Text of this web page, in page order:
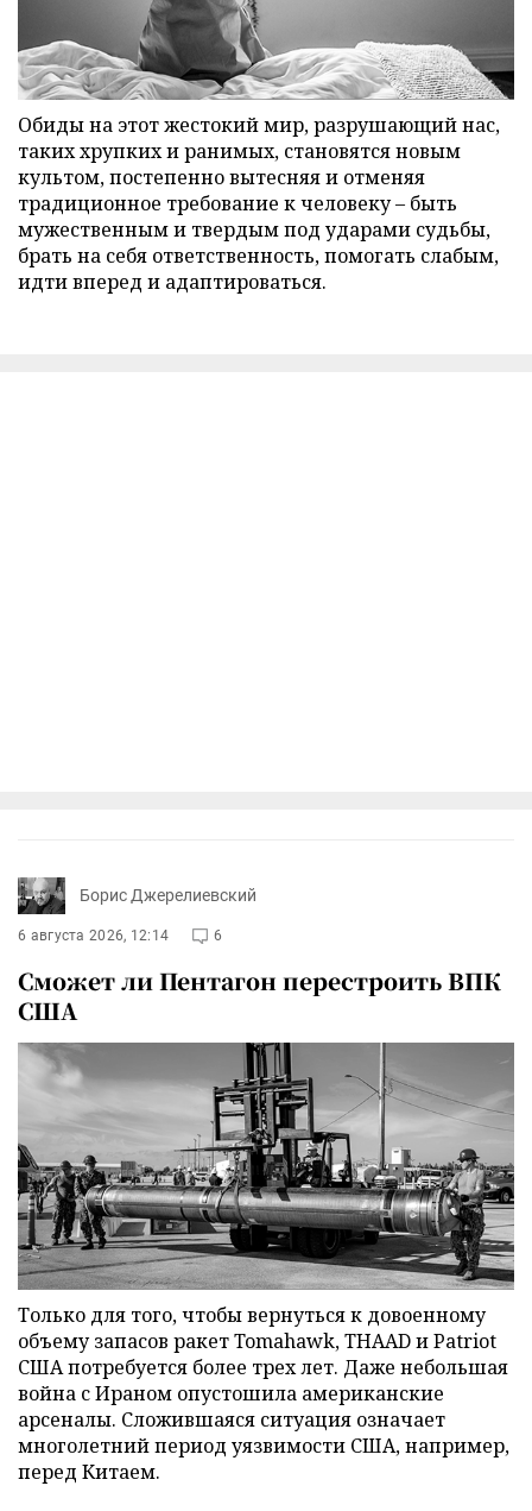
Обиды на этот жестокий мир, разрушающий нас,
таких хрупких и ранимых, становятся новым
культом, постепенно вытесняя и отменяя
традиционное требование к человеку – быть
мужественным и твердым под ударами судьбы,
брать на себя ответственность, помогать слабым,
идти вперед и адаптироваться.
Борис Джерелиевский
6 августа 2026, 12:14 6
Сможет ли Пентагон перестроить ВПК
США
Только для того, чтобы вернуться к довоенному
объему запасов ракет Tomahawk, THAAD и Patriot
США потребуется более трех лет. Даже небольшая
война с Ираном опустошила американские
арсеналы. Сложившаяся ситуация означает
многолетний период уязвимости США, например,
перед Китаем.